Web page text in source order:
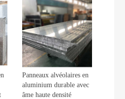
Panneaux alvéolaires en
aluminium durable avec
âme haute densité